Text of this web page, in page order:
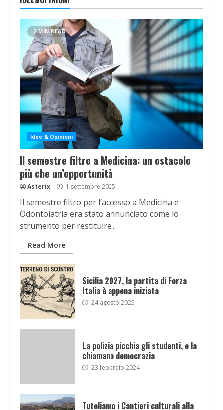
2 MIN READ
Idee & Opinioni
Il semestre filtro a Medicina: un ostacolo
più che un’opportunità
Asterix 1 settembre 2025
Il semestre filtro per l’accesso a Medicina e
Odontoiatria era stato annunciato come lo
strumento per restituire...
Read More
Sicilia 2027, la partita di Forza
Italia è appena iniziata
24 agosto 2025
La polizia picchia gli studenti, e la
chiamano democrazia
23 febbraio 2024
Tuteliamo i Cantieri culturali alla